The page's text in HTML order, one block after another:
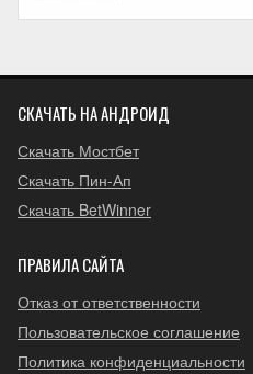
СКАЧАТЬ НА АНДРОИД
Скачать Мостбет
Скачать Пин-Ап
Скачать BetWinner
ПРАВИЛА САЙТА
Отказ от ответственности
Пользовательское соглашение
Политика конфиденциальности